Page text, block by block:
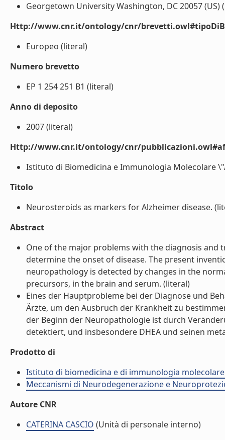
Georgetown University Washington, DC 20057 (US)
Http://www.cnr.it/ontology/cnr/
Europeo (literal)
Numero brevetto
EP 1 254 251 B1 (literal)
Anno di deposito
2007 (literal)
Http://www.cnr.it/ontology/cnr/
Istituto di Biomedicina e Immunologia Molecolare
Titolo
Neurosteroids as markers for Alzheimer disease.
Abstract
One of the major problems with the diagnosis and
determine the onset of disease. The present
neuropathology is detected by changes in the
precursors, in the brain and serum. (literal)
Eines der Hauptprobleme bei der Diagnose und
Ärzte, um den Ausbruch der Krankheit zu
der Beginn der Neuropathologie ist durch
detektiert, und insbesondere DHEA und seinen
Prodotto di
Istituto di biomedicina e di immunologia
Meccanismi di Neurodegenerazione e
Autore CNR
CATERINA CASCIO (Unità di personale interno)